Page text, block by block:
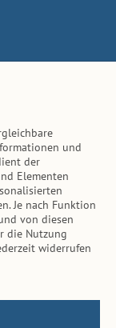
und
der
Elementen
Je nach Funktion
von diesen
die Nutzung
widerrufen